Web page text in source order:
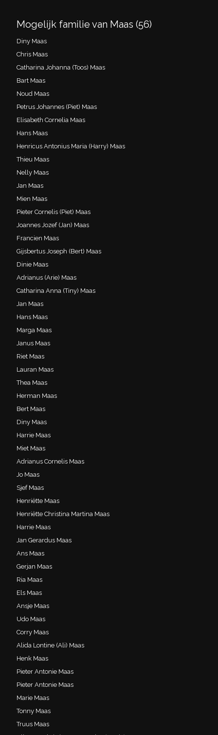
Mogelijk familie van Maas (56)
Diny Maas
Chris Maas
Catharina Johanna (Toos) Maas
Bart Maas
Noud Maas
Petrus Johannes (Piet) Maas
Elisabeth Cornelia Maas
Hans Maas
Henricus Antonius Maria (Harry) Maas
Thieu Maas
Nelly Maas
Jan Maas
Mien Maas
Pieter Cornelis (Piet) Maas
Joannes Jozef (Jan) Maas
Francien Maas
Gijsbertus Joseph (Bert) Maas
Dinie Maas
Adrianus (Arie) Maas
Catharina Anna (Tiny) Maas
Jan Maas
Hans Maas
Marga Maas
Janus Maas
Riet Maas
Lauran Maas
Thea Maas
Herman Maas
Bert Maas
Diny Maas
Harrie Maas
Miet Maas
Adrianus Cornelis Maas
Jo Maas
Sjef Maas
Henriëtte Maas
Henriëtte Christina Martina Maas
Harrie Maas
Jan Gerardus Maas
Ans Maas
Gerjan Maas
Ria Maas
Els Maas
Ansje Maas
Udo Maas
Corry Maas
Alida Lontine (Ali) Maas
Henk Maas
Pieter Antonie Maas
Pieter Antonie Maas
Marie Maas
Tonny Maas
Truus Maas